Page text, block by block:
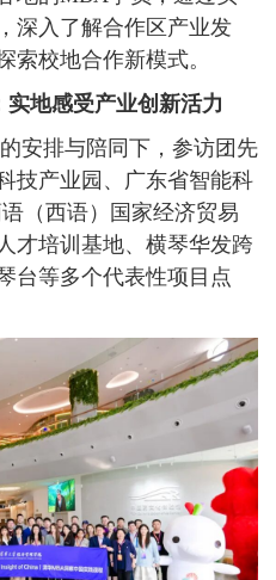
深入了解合作区产业发
索校地合作新模式。
实地感受产业创新活力
排与陪同下，参访团先
技产业园、广东省智能科
（西语）国家经济贸易
才培训基地、横琴华发跨
台等多个代表性项目点